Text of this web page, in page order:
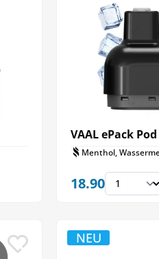
VAAL ePack
Menthol,
18.90
NEU